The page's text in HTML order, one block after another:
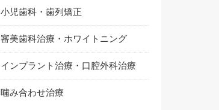
小児歯科・歯列矯正
審美歯科治療・ホワイトニング
インプラント治療・口腔外科治療
噛み合わせ治療